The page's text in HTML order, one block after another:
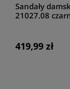
Sandały
21027.08
419,99 zł